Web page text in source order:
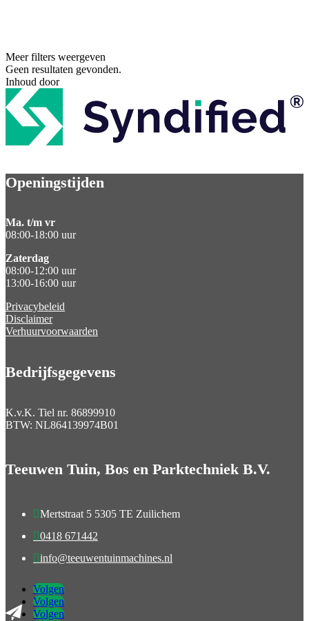
Meer filters weergeven
Geen resultaten gevonden.
Inhoud door
Openingstijden
Ma. t/m vr
08:00-18:00 uur
Zaterdag
08:00-12:00 uur
13:00-16:00 uur
Privacybeleid
Disclaimer
Verhuurvoorwaarden
Bedrijfsgegevens
K.v.K. Tiel nr. 86899910
BTW: NL864139974B01
Teeuwen Tuin, Bos en Parktechniek B.V.
Mertstraat 5 5305 TE Zuilichem
0418 671442
info@teeuwentuinmachines.nl
Volgen
Volgen
Volgen